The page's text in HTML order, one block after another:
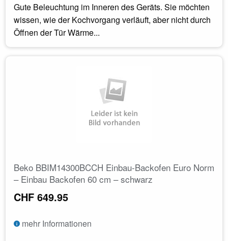
Gute Beleuchtung im Inneren des Geräts. Sie möchten
wissen, wie der Kochvorgang verläuft, aber nicht durch
Öffnen der Tür Wärme...
Beko BBIM14300BCCH Einbau-Backofen Euro Norm
– Einbau Backofen 60 cm – schwarz
CHF 649.95
mehr Informationen